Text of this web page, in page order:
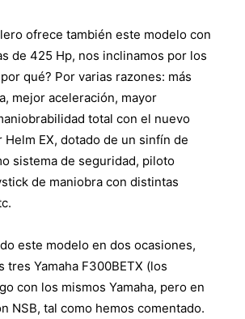
ofrece también este modelo con
de 425 Hp, nos inclinamos por los
qué? Por varias razones: más
mejor aceleración, mayor
total con el nuevo
Helm EX, dotado de un sinfín de
sistema de seguridad, piloto
de maniobra con distintas
este modelo en dos ocasiones,
tres Yamaha F300BETX (los
con los mismos Yamaha, pero en
NSB, tal como hemos comentado.